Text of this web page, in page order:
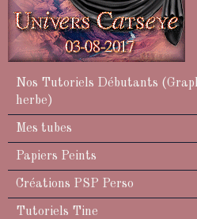
Nos Tutoriels Débutants
herbe)
Mes tubes
Papiers Peints
Créations PSP Perso
Tutoriels Tine